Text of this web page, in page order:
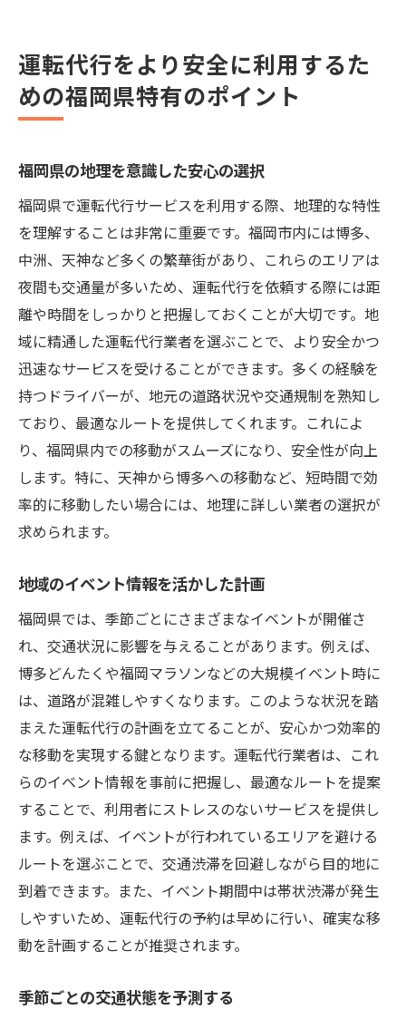
運転代行をより安全に利用するた
めの福岡県特有のポイント
福岡県の地理を意識した安心の選択
福岡県で運転代行サービスを利用する際、地理的な特性
を理解することは非常に重要です。福岡市内には博多、
中洲、天神など多くの繁華街があり、これらのエリアは
夜間も交通量が多いため、運転代行を依頼する際には距
離や時間をしっかりと把握しておくことが大切です。地
域に精通した運転代行業者を選ぶことで、より安全かつ
迅速なサービスを受けることができます。多くの経験を
持つドライバーが、地元の道路状況や交通規制を熟知し
ており、最適なルートを提供してくれます。これによ
り、福岡県内での移動がスムーズになり、安全性が向上
します。特に、天神から博多への移動など、短時間で効
率的に移動したい場合には、地理に詳しい業者の選択が
求められます。
地域のイベント情報を活かした計画
福岡県では、季節ごとにさまざまなイベントが開催さ
れ、交通状況に影響を与えることがあります。例えば、
博多どんたくや福岡マラソンなどの大規模イベント時に
は、道路が混雑しやすくなります。このような状況を踏
まえた運転代行の計画を立てることが、安心かつ効率的
な移動を実現する鍵となります。運転代行業者は、これ
らのイベント情報を事前に把握し、最適なルートを提案
することで、利用者にストレスのないサービスを提供し
ます。例えば、イベントが行われているエリアを避ける
ルートを選ぶことで、交通渋滞を回避しながら目的地に
到着できます。また、イベント期間中は帯状渋滞が発生
しやすいため、運転代行の予約は早めに行い、確実な移
動を計画することが推奨されます。
季節ごとの交通状態を予測する